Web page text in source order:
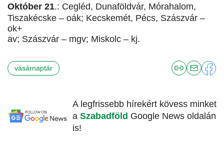
Október 21.: Cegléd, Dunaföldvár, Mórahalom,
Tiszakécske – oák; Kecskemét, Pécs, Szászvár –
ok+
av; Szászvár – mgv; Miskolc – kj.
vásárnaptár
A legfrissebb hírekért kövess minket
a Szabadföld Google News oldalán
is!